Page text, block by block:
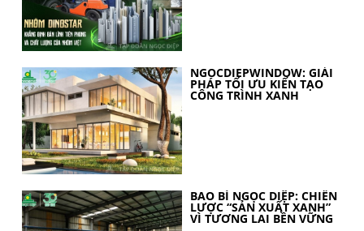
NGOCDIEPWINDOW: GIẢI
PHÁP TỐI ƯU KIẾN TẠO
CÔNG TRÌNH XANH
BAO BÌ NGỌC DIỆP: CHIẾN
LƯỢC “SẢN XUẤT XANH”
VÌ TƯƠNG LAI BỀN VỮNG